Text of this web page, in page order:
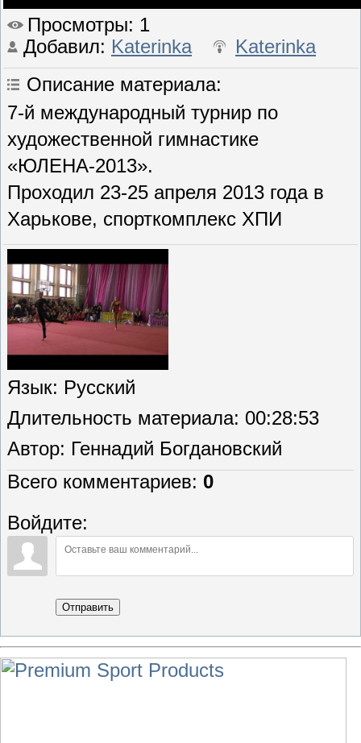
Просмотры: 1
Добавил: Katerinka
Katerinka
Описание материала:
7-й международный турнир по
художественной гимнастике
«ЮЛЕНА-2013».
Проходил 23-25 апреля 2013 года в
Харькове, спорткомплекс ХПИ
Язык: Русский
Длительность материала: 00:28:53
Автор: Геннадий Богдановский
Всего комментариев: 0
Войдите:
Отправить